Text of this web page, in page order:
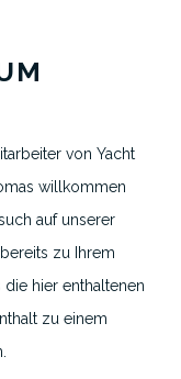
von Yacht
willkommen
auf unserer
zu Ihrem
hier enthaltenen
zu einem